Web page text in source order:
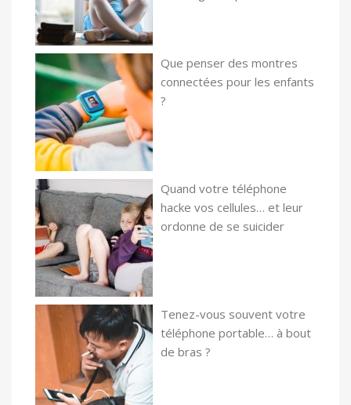
Que penser des montres
connectées pour les enfants
?
Quand votre téléphone
hacke vos cellules… et leur
ordonne de se suicider
Tenez-vous souvent votre
téléphone portable… à bout
de bras ?